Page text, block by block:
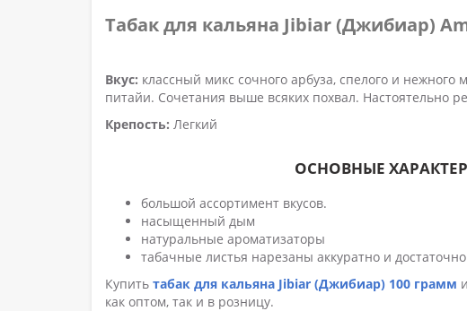
Табак для кальяна Jibiar (Джибиар)
Вкус: классный микс сочного арбуза, спелого и
питайи. Сочетания выше всяких похвал. Настоятельно
Крепость: Легкий
ОСНОВНЫЕ
большой ассортимент вкусов.
насыщенный дым
натуральные ароматизаторы
табачные листья нарезаны аккуратно и
Купить табак для кальяна Jibiar (Джибиар) 100 грамм
как оптом, так и в розницу.